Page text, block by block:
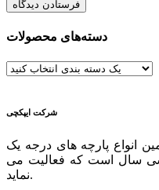
دسته‌های محصولات
شرکت ایپکچی
انواع پارچه های درجه یک
سی سال است که فعالیت می
نماید.